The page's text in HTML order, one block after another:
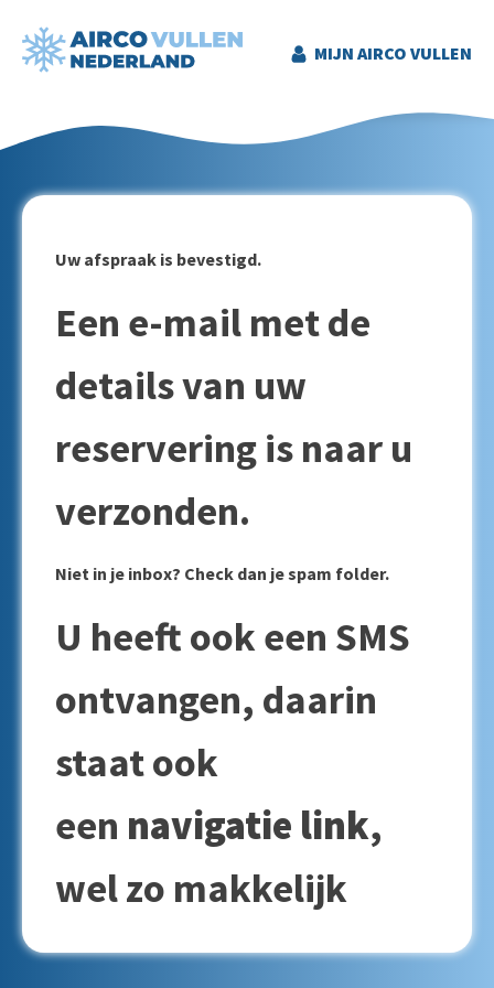
MIJN AIRCO VULLEN
Uw afspraak is bevestigd.
Een e-mail met de
details van uw
reservering is naar u
verzonden.
Niet in je inbox? Check dan je spam folder.
U heeft ook een SMS
ontvangen, daarin
staat ook
een navigatie link,
wel zo makkelijk